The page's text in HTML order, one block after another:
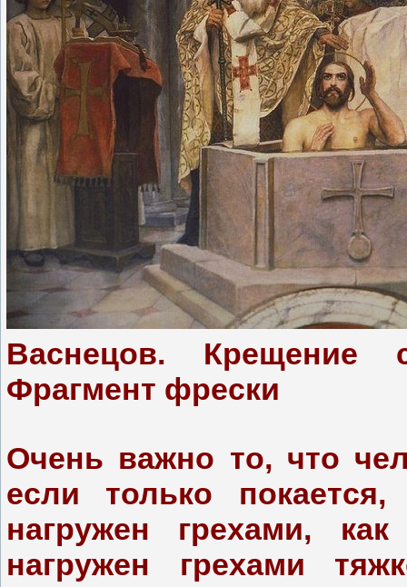
Васнецов. Крещение
Фрагмент фрески
Очень важно то, что
если только
нагружен грехами,
нагружен грехами